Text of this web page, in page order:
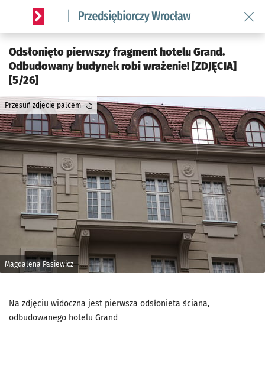
Serwis informacyjny wroclaw.pl podserwis: Strategia
Odsłonięto pierwszy fragment hotelu Grand.
Odbudowany budynek robi wrażenie! [ZDJĘCIA]
[5/26]
Magdalena Pasiewicz
Przesuń zdjęcie palcem
Na zdjęciu widoczna jest pierwsza odsłonieta ściana,
odbudowanego hotelu Grand